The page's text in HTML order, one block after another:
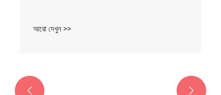
আরো দেখুন >>
 